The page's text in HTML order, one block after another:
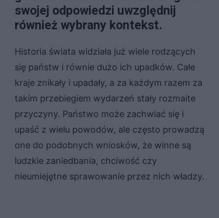
swojej odpowiedzi uwzględnij
również wybrany kontekst.
Historia świata widziała już wiele rodzących
się państw i równie dużo ich upadków. Całe
kraje znikały i upadały, a za każdym razem za
takim przebiegiem wydarzeń stały rozmaite
przyczyny. Państwo może zachwiać się i
upaść z wielu powodów, ale często prowadzą
one do podobnych wniosków, że winne są
ludzkie zaniedbania, chciwość czy
nieumiejętne sprawowanie przez nich władzy.